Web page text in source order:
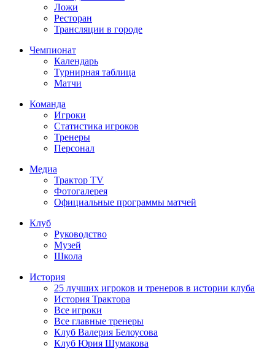
Ложи
Ресторан
Трансляции в городе
Чемпионат
Календарь
Турнирная таблица
Матчи
Команда
Игроки
Статистика игроков
Тренеры
Персонал
Медиа
Трактор TV
Фотогалерея
Официальные программы матчей
Клуб
Руководство
Музей
Школа
История
25 лучших игроков и тренеров в истории клуба
История Трактора
Все игроки
Все главные тренеры
Клуб Валерия Белоусова
Клуб Юрия Шумакова